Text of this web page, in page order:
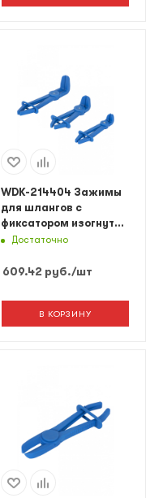
WDK-214404 Зажимы
для шлангов с
фиксатором изогнутые
набор
Достаточно
609.42 руб./шт
В КОРЗИНУ